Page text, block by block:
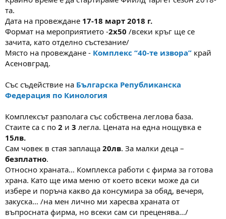
а
т
а
а
та.
Дата на провеждане 17-18 март 2018 г.
Формат на мероприятието -2х50 /всеки кръг ще се
зачита, като отделно състезание/
Място на провеждане - Комплекс “40-те извора” край
Асеновград.
Със съдействие на Българска Републиканска
Федерация по Кинология
Комплексът разполага със собствена леглова база.
Стаите са с по 2 и 3 легла. Цената на една нощувка е
15лв.
Сам човек в стая заплаща 20лв. За малки деца –
безплатно.
Относно храната… Комплекса работи с фирма за готова
храна. Като ще има меню от което всеки може да си
избере и поръча какво да консумира за обяд, вечеря,
закуска… /на мен лично ми харесва храната от
въпросната фирма, но всеки сам си преценява…/